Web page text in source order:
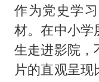
作为党史学
材。在中小学
生走进影院，
片的直观呈